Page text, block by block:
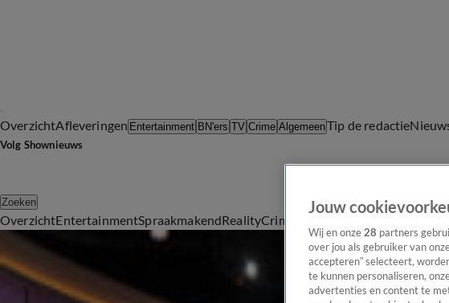
OverzichtAfleveringen Entertainment BN'ers TV Crime AlgemeenTip de redactie
Volg Shownieuws
Zoeken
OverzichtEntertainmentSpraakmakendRealityCrime
Spraakmakend
De meest spraakmakende tv-momenten en programma's van dit moment.
Spraakmakend
Johan Derksen wordt niet vervolgd na ophef kaarsincident
Jouw
Wij en onze 28 partners
over jou als gebruiker van
accepteren” selecteert,
te kunnen personaliseren,
advertenties en content te